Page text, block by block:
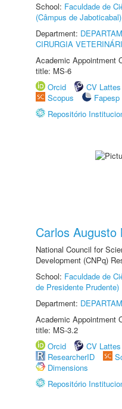
School: Faculdade de
(Câmpus de Jaboticabal)
Department:
CIRURGIA
Academic Appointment
title: MS-6
Orcid
CV Lattes
Scopus
Fapesp
Repositório
Carlos Augusto
National Council for
Development (CNPq)
School: Faculdade de
de Presidente Prudente)
Department:
Academic Appointment
title: MS-3.2
Orcid
CV Lattes
ResearcherID
Dimensions
Repositório